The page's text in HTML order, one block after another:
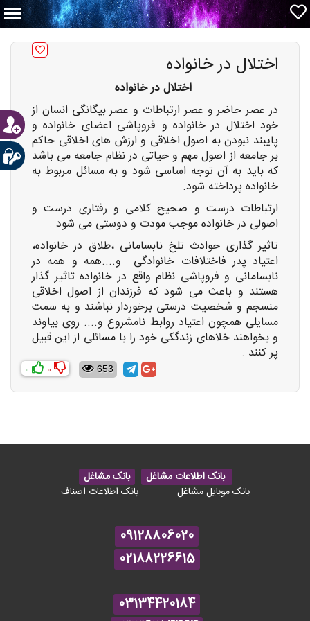
اختلال در خانواده
اختلال در خانواده
در عصر حاضر و عصر ارتباطات و عصر بیگانگی انسان از
خود اختلال در خانواده و فروپاشی اعضای خانواده و
پایبند نبودن به اصول اخلاقی و ارزش های اخلاقی حاکم
بر جامعه از اصول مهم و حیاتی در نظام جامعه می باشد
که باید به آن توجه اساسی شود و به مسائل مربوط به
خانواده پرداخته شود.
ارتباطات درست و صحیح کلامی و رفتاری درست و
اصولی در خانواده موجب مودت و دوستی می شود .
تاثیر گذاری حوادث تلخ نابسامانی ،طلاق در خانواده،
اعتیاد پدر فاختلافات خانوادگی و....همه و همه در
نابسامانی و فروپاشی نظام واقع در خانواده تاثیر گذار
هستند و باعث می شود که فرزندان از اصول اخلاقی
منسجم و شخصیت درستی برخوردار نباشند و به سمت
مسایلی همچون اعتیاد روابط نامشروع و.... روی بیاوند
و بخواهند خلاهای زندگکی خود را با مسائلی از این قبیل
پر کنند .
653
0
0
بانک اطلاعات مشاغل
بانک مشاغل
بانک موبایل مشاغل
بانک اطلاعات اصناف
09128806020
02188226615
03134420184